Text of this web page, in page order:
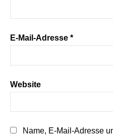
E-Mail-Adresse *
Website
Name, E-Mail-Adresse